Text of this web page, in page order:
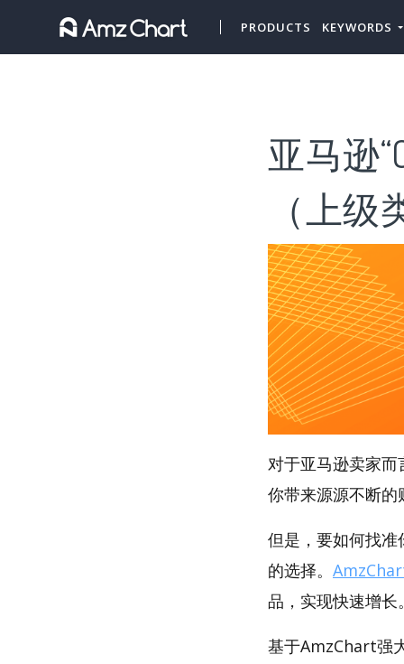
PRODUCTS KEYWORDS
亚马逊
（上
对于亚马逊卖家
你带来源源不断的
但是，要如何找准
的选择。
品，实现快速增长
基于AmzChart强